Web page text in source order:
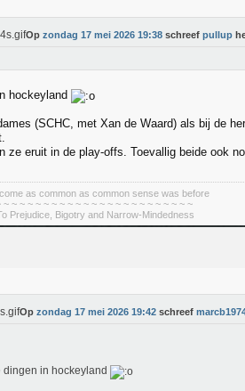
Op zondag 17 mei 2026 19:38 schreef pullup
hockeyland
(SCHC, met Xan de Waard) als bij de
ze eruit in de play-offs. Toevallig beide ook
as common as common sense was before
~ ~ ~ ~ ~ ~ ~ ~ ~ ~ ~ ~ ~ ~ ~ ~ ~ ~ ~ ~ ~ ~ ~ ~
Prejudice, Bigotry and Narrow-Mindedness
Op zondag 17 mei 2026 19:42 schreef
dingen in hockeyland